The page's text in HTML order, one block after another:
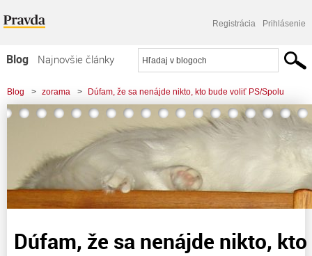
Registrácia Prihlásenie
Blog
Najnovšie články
Najčítanejšie články
Najkomentovanejšie články
Komerčné blogy
Blog > zorama > Dúfam, že sa nenájde nikto, kto bude voliť PS/Spolu
Dúfam, že sa nenájde nikto,